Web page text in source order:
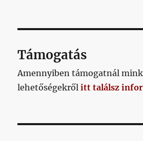
Támogatás
Amennyiben támogatnál
lehetőségekrőlitt találsz